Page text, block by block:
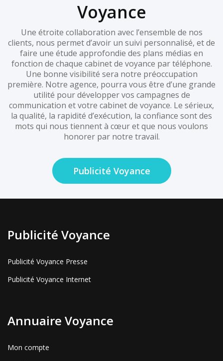
Voyance
Une étroite collaboration avec l’ensemble de nos
clients, nous permet d’avoir un suivi personnalisé, et de
faire une étude approfondie des plans médias en
fonction de chaque cabinet de voyance par téléphone.
Une bonne visibilité sera notre préoccupation
première. Notre agence, pourra vous être d’une grande
utilité pour développer vos campagnes de
communication et votre cabinet de voyance. Le sérieux,
la qualité, la rapidité d’exécution, la confiance sont des
mots qui nous tiennent à cœur et que nous voulons
honorer par notre travail.
Publicité Voyance
Publicité Voyance
Publicité Voyance Presse
Publicité Voyance Internet
Annuaire Voyance
Mon compte